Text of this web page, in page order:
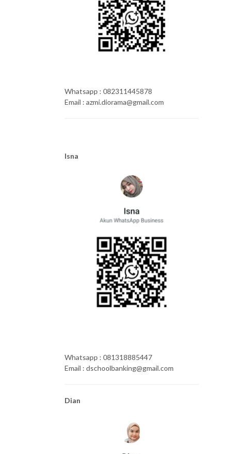
Whatsapp : 082311445878
Email : azmi.diorama@gmail.com
Isna
Whatsapp : 081318885447
Email : dschoolbanking@gmail.com
Dian